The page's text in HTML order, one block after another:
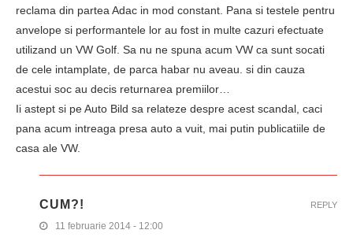
reclama din partea Adac in mod constant. Pana si testele pentru
anvelope si performantele lor au fost in multe cazuri efectuate
utilizand un VW Golf. Sa nu ne spuna acum VW ca sunt socati
de cele intamplate, de parca habar nu aveau. si din cauza
acestui soc au decis returnarea premiilor…
Ii astept si pe Auto Bild sa relateze despre acest scandal, caci
pana acum intreaga presa auto a vuit, mai putin publicatiile de
casa ale VW.
CUM?!
11 februarie 2014 - 12:00
REPLY